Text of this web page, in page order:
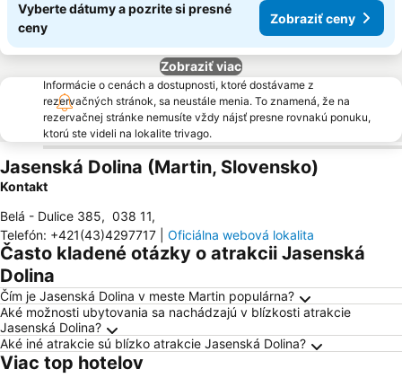
Vyberte dátumy a pozrite si presné
ceny
Zobraziť ceny
Zobraziť viac
Informácie o cenách a dostupnosti, ktoré dostávame z
rezervačných stránok, sa neustále menia. To znamená, že na
rezervačnej stránke nemusíte vždy nájsť presne rovnakú ponuku,
ktorú ste videli na lokalite trivago.
Jasenská Dolina (Martin, Slovensko)
Kontakt
Belá - Dulice 385, 038 11,
Telefón: +421(43)4297717 Oficiálna webová lokalita
Často kladené otázky o atrakcii Jasenská
Dolina
Čím je Jasenská Dolina v meste Martin populárna?
Aké možnosti ubytovania sa nachádzajú v blízkosti atrakcie
Jasenská Dolina?
Aké iné atrakcie sú blízko atrakcie Jasenská Dolina?
Viac top hotelov